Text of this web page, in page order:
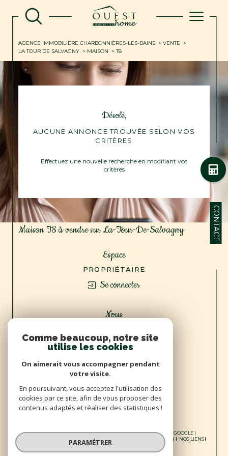
CONTACT
AGENCE IMMOBILIÈRE CHARBONNIÈRES-LES-BAINS
VENTE
LA TOUR DE SALVAGNY
MAISON T8
Désolé,
AUCUNE ANNONCE TROUVÉE SELON VOS
CRITÈRES
Effectuez une nouvelle recherche en modifiant vos
critères
Maison T8 à vendre sur La-Tour-De-Salvagny
Espace
PROPRIÉTAIRE
Se connecter
Nous
© 2026 | TOUS DROITS RÉSERVÉS | TRADUCTION POWERED BY GOOGLE |
PLAN DU SITE MENTIONS LÉGALES ADMIN
NOS LIENS
POLITIQUE RGPD
Comme beaucoup, notre site
utilise les cookies
On aimerait vous accompagner pendant
votre visite.
En poursuivant, vous acceptez l'utilisation des
cookies par ce site, afin de vous proposer des
contenus adaptés et réaliser des statistiques !
PARAMÉTRER